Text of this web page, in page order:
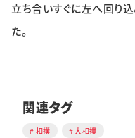
立ち合いすぐに左へ回り
た。
関連タグ
相撲 大相撲